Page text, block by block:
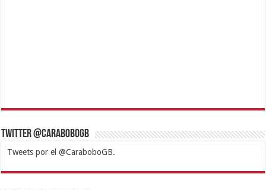
Twitter @CaraboboGB
Tweets por el @CaraboboGB.
1xbetBetturkeyBetistKralbetSupertotobetTipobetMatadorbetMariobet
https://mvbcasino.com/